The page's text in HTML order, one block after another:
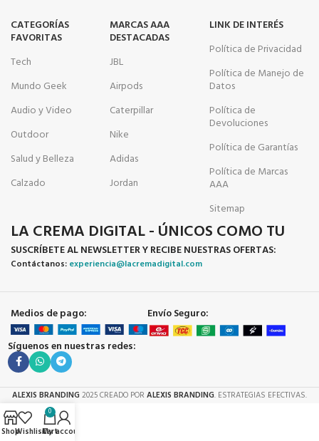
CATEGORÍAS
FAVORITAS
Tech
Mundo Geek
Audio y Video
Outdoor
Salud y Belleza
Calzado
MARCAS AAA
DESTACADAS
JBL
Airpods
Caterpillar
Nike
Adidas
Jordan
LINK DE INTERÉS
Política de Privacidad
Política de Manejo de
Datos
Política de
Devoluciones
Política de Garantías
Política de Marcas
AAA
Sitemap
LA CREMA DIGITAL - ÚNICOS COMO TU
SUSCRÍBETE AL NEWSLETTER Y RECIBE NUESTRAS OFERTAS:
Contáctanos: experiencia@lacremadigital.com
Medios de pago: Envío Seguro:
Síguenos en nuestras redes:
ALEXIS BRANDING 2025 CREADO POR ALEXIS BRANDING. ESTRATEGIAS EFECTIVAS.
ShopWishlist
0
Cart
My account